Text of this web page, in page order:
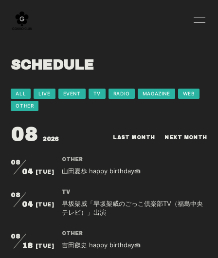
INFORMATION
PROFILE YOUTUBE
OFF SHOT Q&A
GOODS
SCHEDULE
ALL LIVE EVENT TV RADIO MAGAZINE WEB
OTHER
08 2026 LAST MONTH NEXT MONTH
08
04 [TUE]
OTHER
山田夏歩 happy birthday🍰
08
04 [TUE]
TV
早坂架威「早坂架威のごっこ倶楽部TV（福島中央
テレビ）」出演
08
18 [TUE]
OTHER
吉田叡史 happy birthday🍰